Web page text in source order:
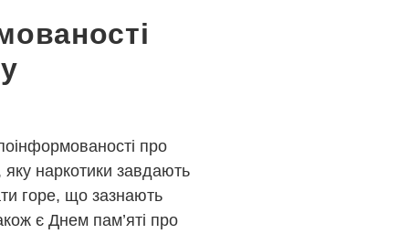
про
наркотики завдають
горе, що зазнають
є Днем пам’яті про